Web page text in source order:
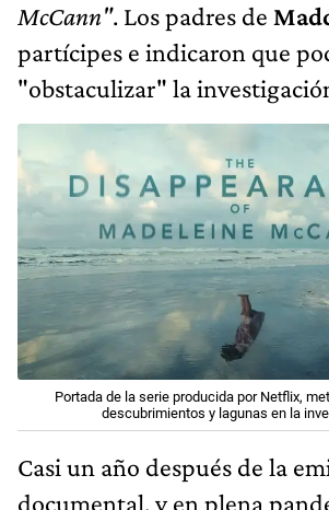
McCann". Los padres de
partícipes e indicaron que
"obstaculizar" la
Portada de la serie producida por Netflix,
descubrimientos y lagunas en la
Casi un año después de la
documental, y en plena